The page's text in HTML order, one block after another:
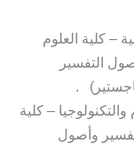
اليمنية – كلية العلوم
التفسير
.
العلوم والتكنولوجيا – كلية
وأصول